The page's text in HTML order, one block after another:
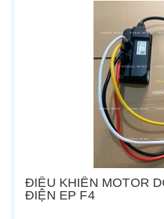
ĐIỀU KHIỂN MOTOR
ĐIỆN EP F4